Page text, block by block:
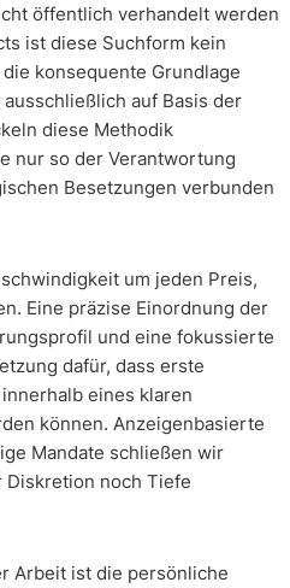
öffentlich verhandelt werden
ist diese Suchform kein
konsequente Grundlage
auf Basis der
diese Methodik
nur so der Verantwortung
Besetzungen verbunden
um jeden Preis,
Eine präzise Einordnung der
und eine fokussierte
dafür, dass erste
eines klaren
können. Anzeigenbasierte
Mandate schließen wir
Diskretion noch Tiefe
Arbeit ist die persönliche